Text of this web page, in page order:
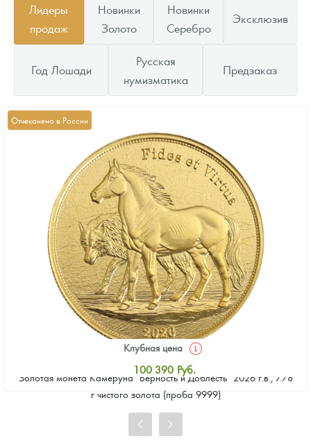
Лидеры
продаж
Новинки
Золото
Новинки
Серебро
Эксклюзив
Год Лошади
Русская
нумизматика
Предзаказ
Отчеканено в России
Золотая монета Камеруна "Верность и Доблесть" 2026 г.в., 7.78
г чистого золота (проба 9999)
Клубная цена
100 390 Руб.
Стандартная цена
Цена выкупа